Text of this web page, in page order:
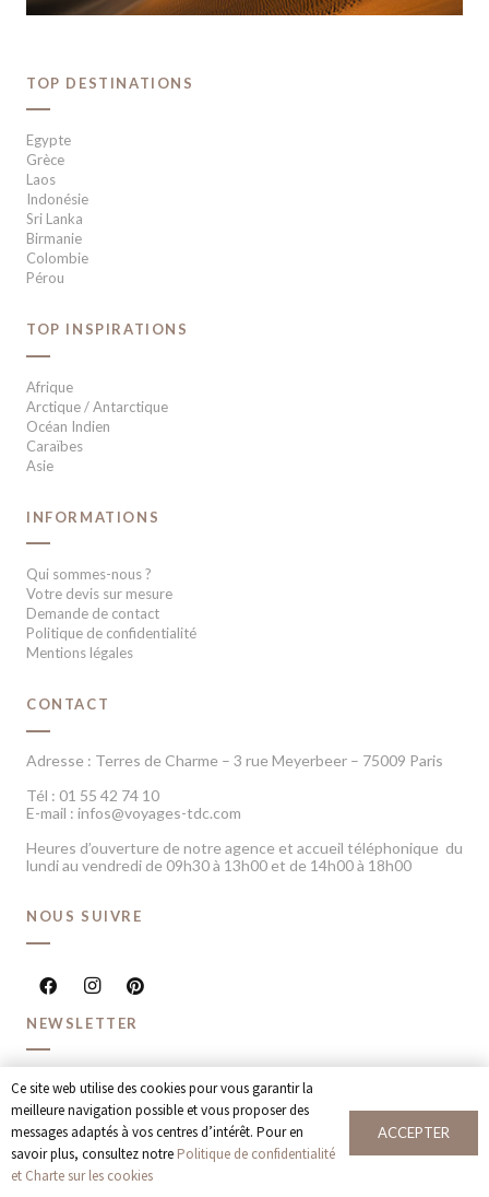
TOP DESTINATIONS
Egypte
Grèce
Laos
Indonésie
Sri Lanka
Birmanie
Colombie
Pérou
TOP INSPIRATIONS
Afrique
Arctique / Antarctique
Océan Indien
Caraïbes
Asie
INFORMATIONS
Qui sommes-nous ?
Votre devis sur mesure
Demande de contact
Politique de confidentialité
Mentions légales
CONTACT
Adresse : Terres de Charme – 3 rue Meyerbeer – 75009 Paris
Tél : 01 55 42 74 10
E-mail : infos@voyages-tdc.com
Heures d’ouverture de notre agence et accueil téléphonique du
lundi au vendredi de 09h30 à 13h00 et de 14h00 à 18h00
NOUS SUIVRE
NEWSLETTER
Recevoir chaque mois nos dernières inspirations voyage et
offres spéciales
JE M’INSCRIS
Ce site web utilise des cookies pour vous garantir la
meilleure navigation possible et vous proposer des
messages adaptés à vos centres d’intérêt. Pour en
savoir plus, consultez notre Politique de confidentialité
et Charte sur les cookies
ACCEPTER